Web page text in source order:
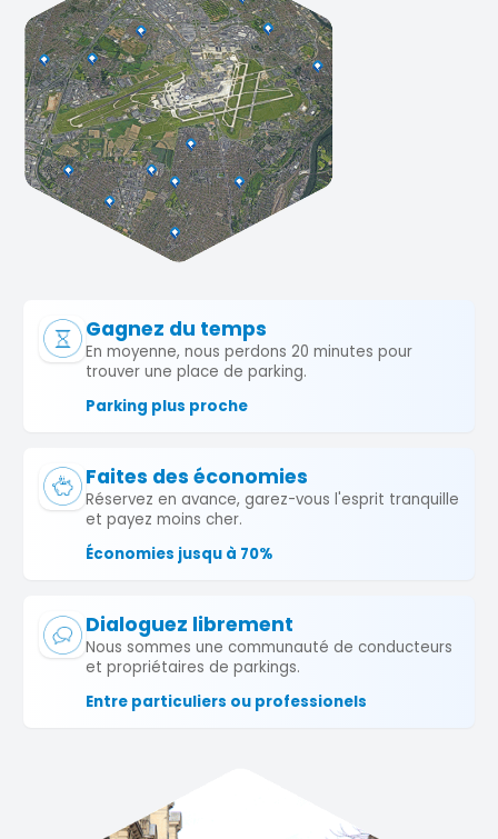
Gagnez du temps
En moyenne, nous perdons 20 minutes pour
trouver une place de parking.
Parking plus proche
Faites des économies
Réservez en avance, garez-vous l'esprit tranquille
et payez moins cher.
Économies jusqu à 70%
Dialoguez librement
Nous sommes une communauté de conducteurs
et propriétaires de parkings.
Entre particuliers ou professionels